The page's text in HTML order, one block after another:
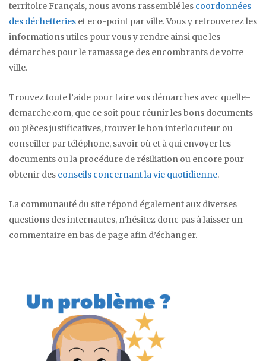
territoire Français, nous avons rassemblé les coordonnées
des déchetteries et eco-point par ville. Vous y retrouverez les
informations utiles pour vous y rendre ainsi que les
démarches pour le ramassage des encombrants de votre
ville.
Trouvez toute l’aide pour faire vos démarches avec quelle-
demarche.com, que ce soit pour réunir les bons documents
ou pièces justificatives, trouver le bon interlocuteur ou
conseiller par téléphone, savoir où et à qui envoyer les
documents ou la procédure de résiliation ou encore pour
obtenir des conseils concernant la vie quotidienne.
La communauté du site répond également aux diverses
questions des internautes, n’hésitez donc pas à laisser un
commentaire en bas de page afin d’échanger.